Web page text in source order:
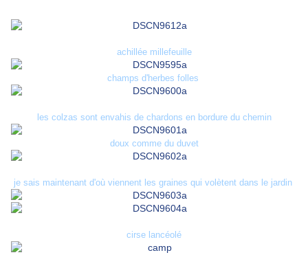
achillée millefeuille
champs d'herbes folles
les colzas sont envahis de chardons en bordure du chemin
doux comme du duvet
je sais maintenant d'où viennent les graines qui volètent dans le jardin
cirse lancéolé